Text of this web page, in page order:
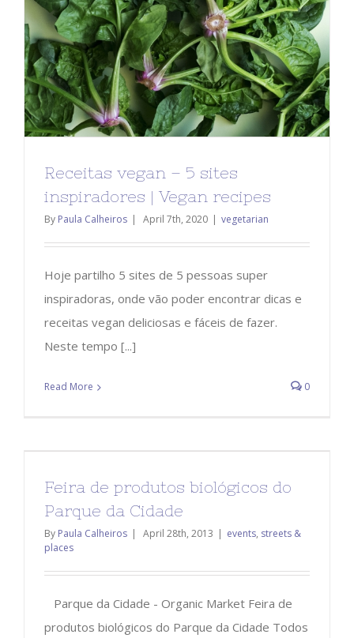
Receitas vegan – 5 sites
inspiradores | Vegan recipes
By Paula Calheiros | April 7th, 2020 | vegetarian
Hoje partilho 5 sites de 5 pessoas super
inspiradoras, onde vão poder encontrar dicas e
receitas vegan deliciosas e fáceis de fazer.
Neste tempo [...]
Read More 0
Feira de produtos biológicos do
Parque da Cidade
By Paula Calheiros | April 28th, 2013 | events, streets &
places
Parque da Cidade - Organic Market Feira de
produtos biológicos do Parque da Cidade Todos